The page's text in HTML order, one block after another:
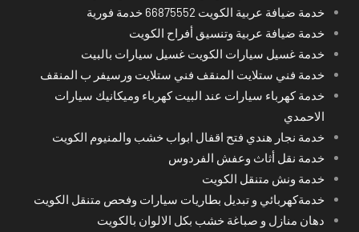
خدمة ضيافة عربية الكويت 66875552 خدمة فورية
خدمة ضيافة عربية وتنسيق أفراح الكويت
خدمة غسيل سيارات الكويت غسيل سيارات بالبيت
خدمة فني ستلايت المنقف فني ستلايت ورسيفر ب المنقف
خدمة كهرباء سيارات عند البيت كهرباء وميكانيك سيارات
الاحمدي
خدمة نجار هندي فتح اقفال ابواب خشب والمنيوم الكويت
خدمة نقل أثاث وعفش الفردوس
خدمة ونش متنقل الكويت
خدمةكهربائي و تبديل بطاريات سيارات وفحص متنقل الكويت
دهان منازل و صباغة خشب بكل الالوان بالكويت